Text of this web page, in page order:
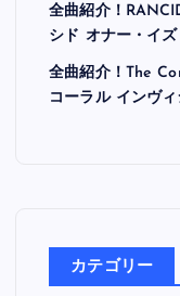
全曲紹介！
シド オナー・イズ
全曲紹介！The
コーラル インヴィ
カテゴリー